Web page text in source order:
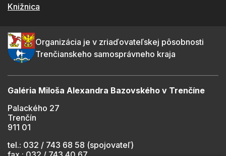
Knižnica
Organizácia je v zriaďovateľskej pôsobnosti
Trenčianskeho samosprávneho kraja
Galéria Miloša Alexandra Bazovského v Trenčíne
Palackého 27
Trenčín
911 01
tel.: 032 / 743 68 58 (spojovateľ)